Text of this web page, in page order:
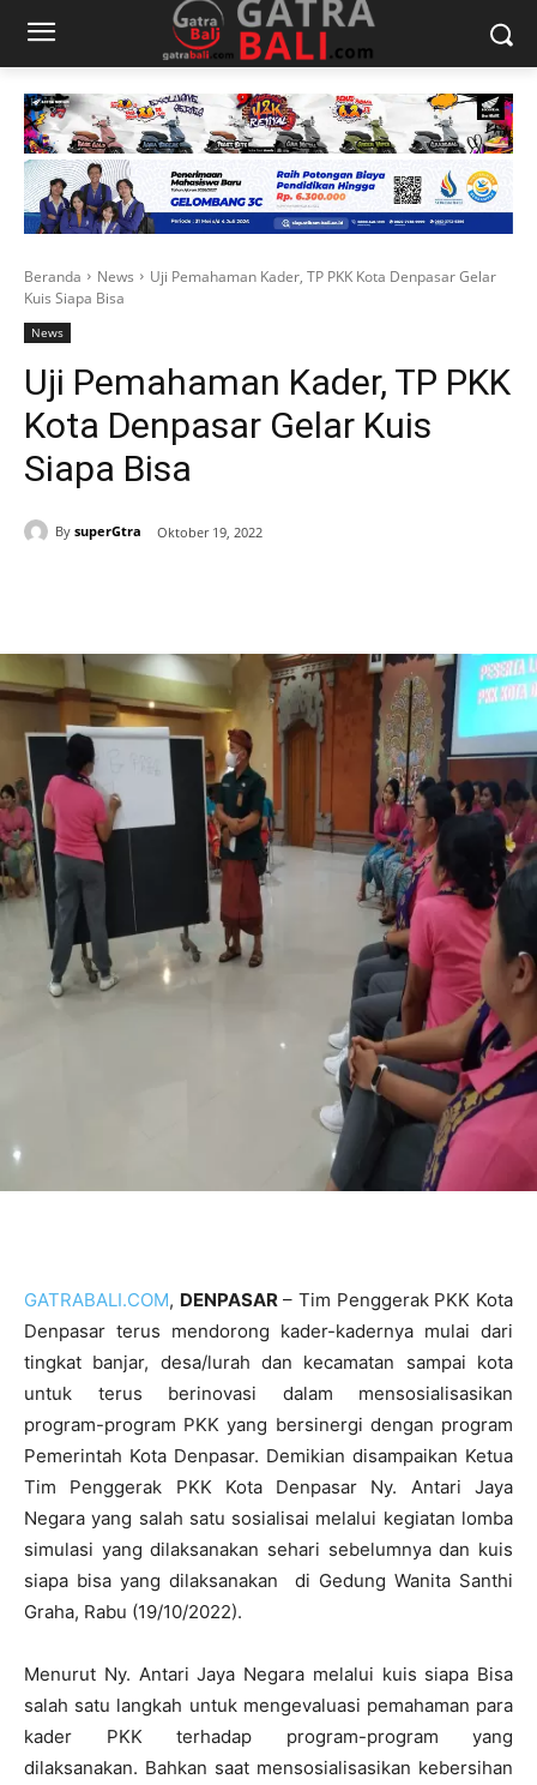
Beranda News
Uji Pemahaman Kader, TP PKK Kota Denpasar Gelar
Kuis Siapa Bisa
News
Uji Pemahaman Kader, TP PKK
Kota Denpasar Gelar Kuis
Siapa Bisa
By superGtra Oktober 19, 2022
GATRABALI.COM, DENPASAR – Tim Penggerak PKK Kota
Denpasar terus mendorong kader-kadernya mulai dari
tingkat banjar, desa/lurah dan kecamatan sampai kota
untuk terus berinovasi dalam mensosialisasikan
program-program PKK yang bersinergi dengan program
Pemerintah Kota Denpasar. Demikian disampaikan Ketua
Tim Penggerak PKK Kota Denpasar Ny. Antari Jaya
Negara yang salah satu sosialisai melalui kegiatan lomba
simulasi yang dilaksanakan sehari sebelumnya dan kuis
siapa bisa yang dilaksanakan di Gedung Wanita Santhi
Graha, Rabu (19/10/2022).
Menurut Ny. Antari Jaya Negara melalui kuis siapa Bisa
salah satu langkah untuk mengevaluasi pemahaman para
kader PKK terhadap program-program yang
dilaksanakan. Bahkan saat mensosialisasikan kebersihan